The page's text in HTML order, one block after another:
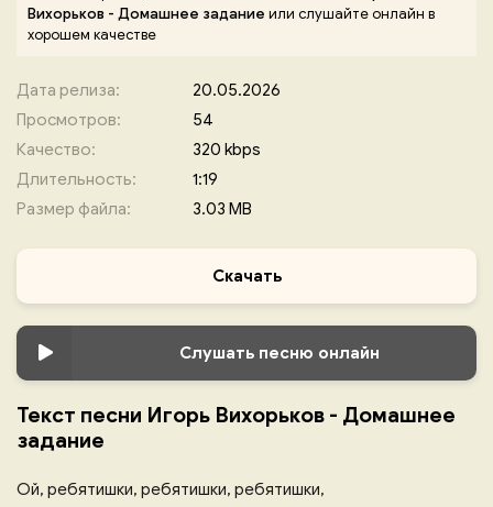
Вихорьков - Домашнее задание или слушайте онлайн в
хорошем качестве
Дата релиза:
20.05.2026
Просмотров:
54
Качество:
320 kbps
Длительность:
1:19
Размер файла:
3.03 MB
Скачать
Слушать песню онлайн
Текст песни Игорь Вихорьков - Домашнее
задание
Ой, ребятишки, ребятишки, ребятишки,